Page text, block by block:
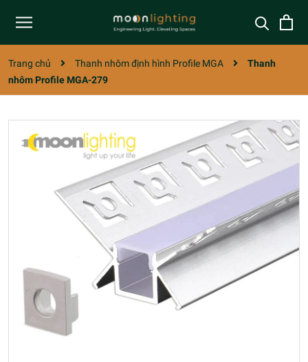
Trang chủ Thanh nhôm định hình Profile MGA
Thanh
nhôm Profile MGA-279